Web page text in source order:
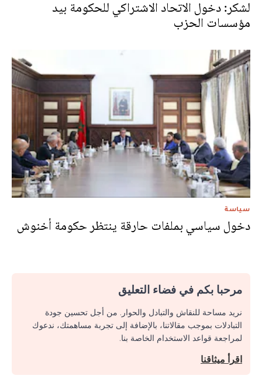
لشكر: دخول الاتحاد الاشتراكي للحكومة بيد
مؤسسات الحزب
سياسة
دخول سياسي بملفات حارقة ينتظر حكومة أخنوش
مرحبا بكم في فضاء التعليق
نريد مساحة للنقاش والتبادل والحوار. من أجل تحسين جودة
التبادلات بموجب مقالاتنا، بالإضافة إلى تجربة مساهمتك، ندعوك
لمراجعة قواعد الاستخدام الخاصة بنا.
اقرأ ميثاقنا